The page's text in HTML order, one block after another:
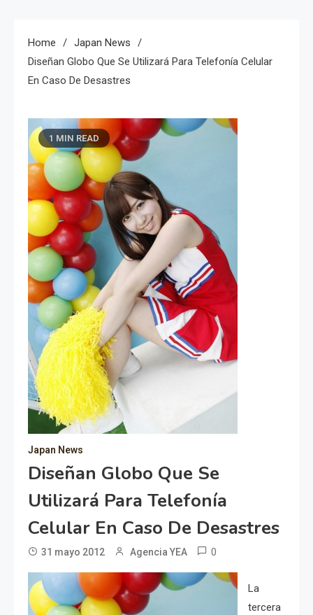
Home
Japan News
Diseñan Globo Que Se Utilizará Para Telefonía Celular
En Caso De Desastres
1 MIN READ
Japan News
Diseñan Globo Que Se
Utilizará Para Telefonía
Celular En Caso De Desastres
31 mayo 2012 Agencia YEA 0
La
tercera